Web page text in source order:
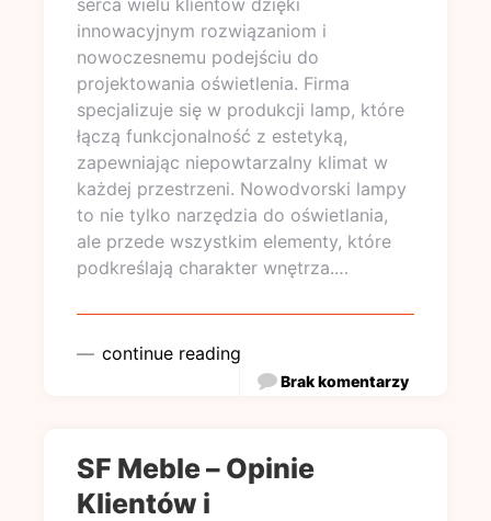
serca wielu klientów dzięki
innowacyjnym rozwiązaniom i
nowoczesnemu podejściu do
projektowania oświetlenia. Firma
specjalizuje się w produkcji lamp, które
łączą funkcjonalność z estetyką,
zapewniając niepowtarzalny klimat w
każdej przestrzeni. Nowodvorski lampy
to nie tylko narzędzia do oświetlania,
ale przede wszystkim elementy, które
podkreślają charakter wnętrza.…
continue reading
Brak komentarzy
SF Meble – Opinie
Klientów i